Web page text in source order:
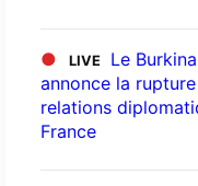
● LIVE
Le
annonce la
relations
France